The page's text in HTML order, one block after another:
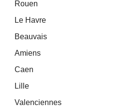
Rouen
Le Havre
Beauvais
Amiens
Caen
Lille
Valenciennes